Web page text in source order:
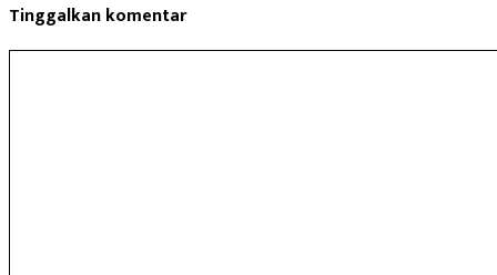
Tinggalkan komentar
Komentar